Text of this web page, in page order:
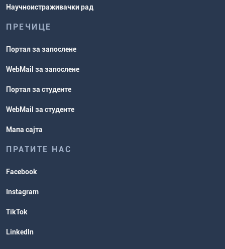
Научноистраживачки рад
ПРЕЧИЦЕ
Портал за запослене
WebMail за запослене
Портал за студенте
WebMail за студенте
Мапа сајта
ПРАТИТЕ НАС
Facebook
Instagram
TikTok
LinkedIn